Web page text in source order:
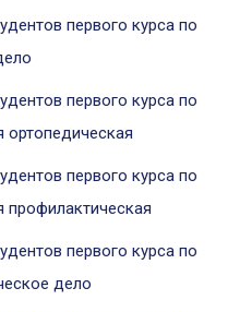
первого курса по
первого курса по
первого курса по
первого курса по
дело